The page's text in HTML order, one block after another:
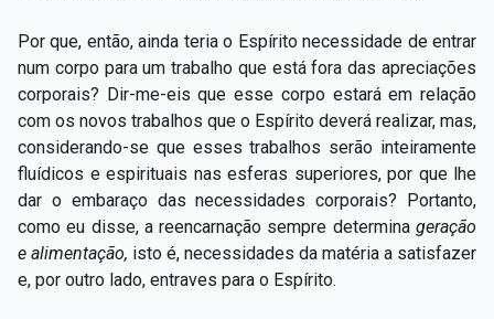
Por que, então, ainda teria o Espírito necessidade de entrar
num corpo para um trabalho que está fora das apreciações
corporais? Dir-me-eis que esse corpo estará em relação
com os novos trabalhos que o Espírito deverá realizar, mas,
considerando-se que esses trabalhos serão inteiramente
fluídicos e espirituais nas esferas superiores, por que lhe
dar o embaraço das necessidades corporais? Portanto,
como eu disse, a reencarnação sempre determina geração
e alimentação, isto é, necessidades da matéria a satisfazer
e, por outro lado, entraves para o Espírito.